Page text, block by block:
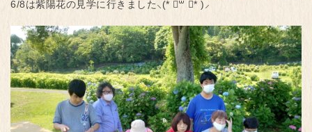
6/8は紫陽花の見学に行きました⸜(* ॑꒳ ॑* )⸝